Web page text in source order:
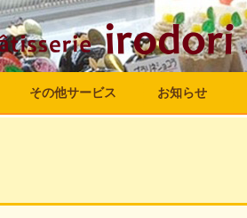
その他サービス お知らせ